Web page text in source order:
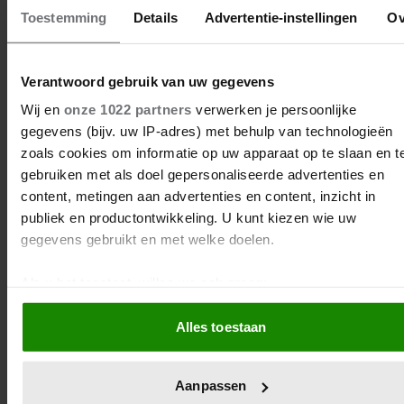
Toestemming Details Advertentie-instellingen
Verantwoord gebruik van uw gegevens
Wij en onze 1022 partners verwerken je persoonlijke
gegevens (bijv. uw IP-adres) met behulp van technologieën
zoals cookies om informatie op uw apparaat op te slaan en
gebruiken met als doel gepersonaliseerde advertenties en
content, metingen aan advertenties en content, inzicht in
publiek en productontwikkeling. U kunt kiezen wie uw
gegevens gebruikt en met welke doelen.
Informatie verzamelen over uw geografische locatie,
tot een paar meter nauwkeurig kan zijn
Uw apparaat identificeren door het actief te scannen
Lees meer over hoe uw persoonlijke gegevens worden
Alles toestaan
Aanpassen
B&B Vol Liefde-kijkers hebben flinke
kritiek op Fred: ‘Hij negeert gewoon zijn
gast’